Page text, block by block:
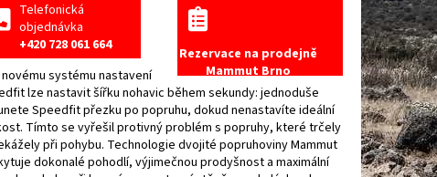
Rezervace na prodejně
Mammut Brno
Telefonická
objednávka
+420 728 061 664
systému nastavení
lze nastavit šířku nohavic během sekundy: jednoduše
Speedfit přezku po popruhu, dokud nenastavíte ideální
Tímto se vyřešil protivný problém s popruhy, které trčely
při pohybu. Technologie dvojité popruhoviny Mammut
dokonalé pohodlí, výjimečnou prodyšnost a maximální